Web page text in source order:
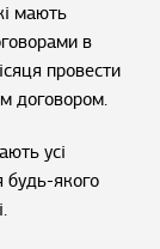
мають
в
провести
договором.
усі
будь-якого